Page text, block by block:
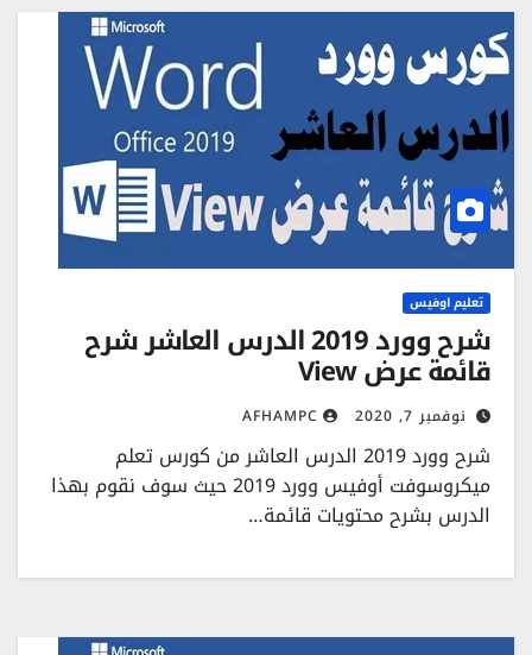
تعليم اوفيس
شرح وورد 2019 الدرس العاشر شرح
قائمة عرض View
نوفمبر 7, 2020 AFHAMPC
شرح وورد 2019 الدرس العاشر من كورس تعلم
ميكروسوفت أوفيس وورد 2019 حيث سوف نقوم بهذا
الدرس بشرح محتويات قائمة…